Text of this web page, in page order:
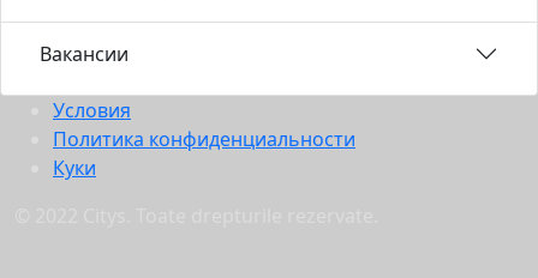
Вакансии
Условия
Политика конфиденциальности
Куки